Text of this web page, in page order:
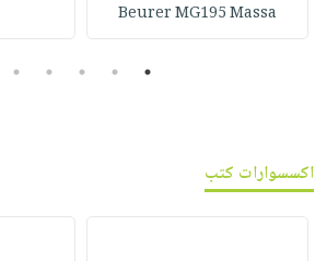
Beurer MG195 Massa
1
2
3
4
5
اكسسوارات كتب